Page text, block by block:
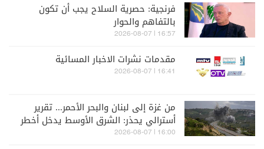
فرنجية: حصرية السلاح يجب أن تكون
بالتفاهم والحوار
16:57 | 2026-08-07
مقدمات نشرات الاخبار المسائية
16:41 | 2026-08-07
من غزة إلى لبنان والبحر الأحمر... تقرير
أسترالي يحذر: الشرق الأوسط يدخل أخطر
مراحله
16:00 | 2026-08-07